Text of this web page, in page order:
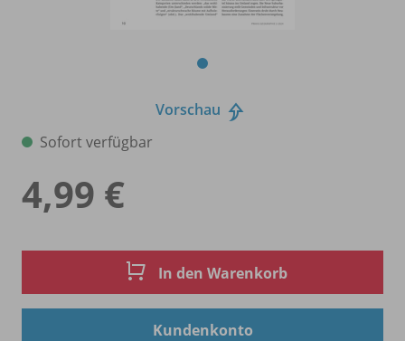
Vorschau
Sofort verfügbar
4,99 €
In den Warenkorb
Kundenkonto